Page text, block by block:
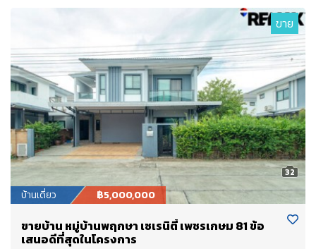
32
ขาย
บ้านเดี่ยว ฿5,000,000
ขายบ้าน หมู่บ้านพฤกษา เซเรนิตี้ เพชรเกษม 81 ข้อ
เสนอดีที่สุดในโครงการ